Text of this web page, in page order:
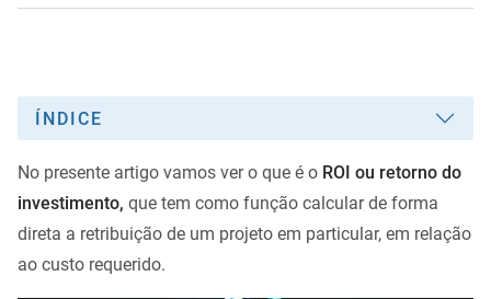
ÍNDICE
No presente artigo vamos ver o que é o ROI ou retorno do
investimento, que tem como função calcular de forma
direta a retribuição de um projeto em particular, em relação
ao custo requerido.